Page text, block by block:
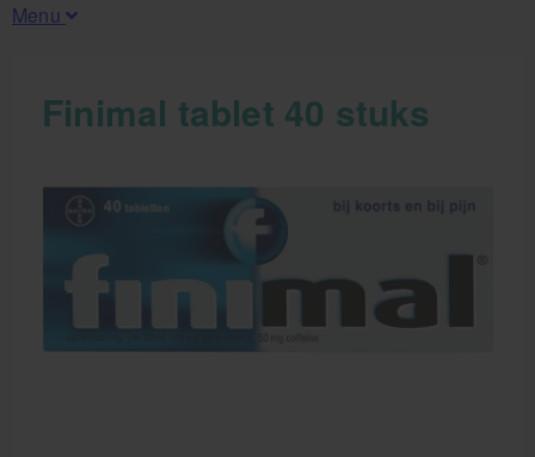
Menu
Fysiotherapieproducten
Kinesiotape
Sporttape
Bandages en zwachtels
Farmaceutische artikelen
Finimal tablet 40 stuks